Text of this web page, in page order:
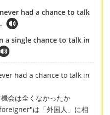
had a chance to talk
a single chance to talk in
had a chance to talk in
会は全くなかったか
は「外国人」に相